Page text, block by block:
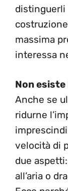
distinguerli
massima
interessa
Non esiste
Anche se
ridurne
velocità di
due
all’aria o